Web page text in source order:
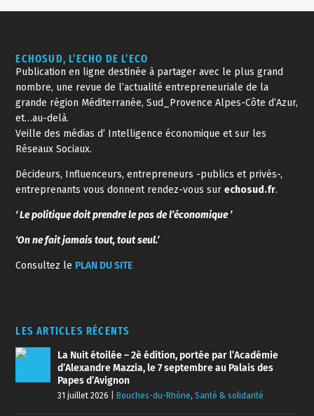
ECHOSUD, L’ECHO DE L’ECO
Publication en ligne destinée à partager avec le plus grand
nombre, une revue de l’actualité entrepreneuriale de la
grande région Méditerranée, Sud_Provence Alpes-Côte d’Azur,
et…au-delà.
Veille des médias d’ Intelligence économique et sur les
Réseaux Sociaux.
Décideurs, Influenceurs, entrepreneurs -publics et privés-,
entreprenants vous donnent rendez-vous surechosud.fr.
‘ Le politique doit prendre le pas de l’économique ’
‘On ne fait jamais tout, tout seul.’
Consultez le PLAN DU SITE
LES ARTICLES RÉCENTS
La Nuit étoilée – 2è édition, portée par l’Académie
d’Alexandre Mazzia, le 7 septembre au Palais des
Papes d’Avignon
31 juillet 2026 |Bouches-du-Rhône,Santé & solidarité